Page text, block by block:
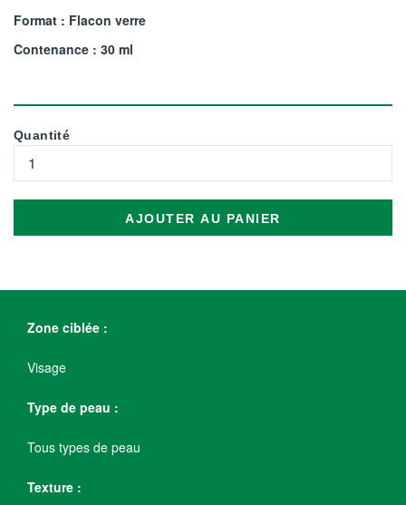
Format : Flacon verre
Contenance : 30 ml
Quantité
AJOUTER AU PANIER
Zone ciblée :
Visage
Type de peau :
Tous types de peau
Texture :